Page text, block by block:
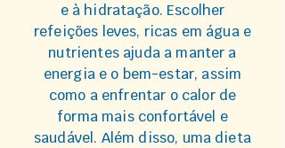
e à hidratação. Escolher
refeições leves, ricas em água e
nutrientes ajuda a manter a
energia e o bem-estar, assim
como a enfrentar o calor de
forma mais confortável e
saudável. Além disso, uma dieta